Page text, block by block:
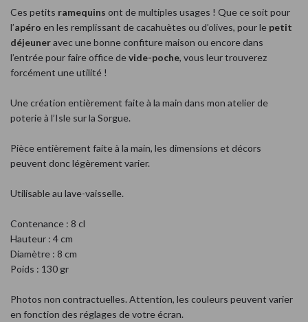
Ces petits ramequins ont de multiples usages ! Que ce soit pour
l’apéro en les remplissant de cacahuètes ou d’olives, pour le petit
déjeuneravec une bonne confiture maison ou encore dans
l’entrée pour faire office devide-poche, vous leur trouverez
forcément une utilité !
Une création entièrement faite à la main dans mon atelier de
poterie à l’Isle sur la Sorgue.
Pièce entièrement faite à la main, les dimensions et décors
peuvent donc légèrement varier.
Utilisable au lave-vaisselle.
Contenance : 8 cl
Hauteur : 4 cm
Diamètre : 8 cm
Poids : 130 gr
Photos non contractuelles. Attention, les couleurs peuvent varier
en fonction des réglages de votre écran.